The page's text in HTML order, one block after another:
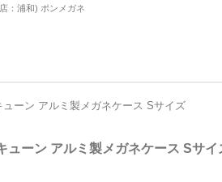
：浦和) ポンメガネ
ーン アルミ製メガネケース Sサイズ
ーン アルミ製メガネケース Sサイ